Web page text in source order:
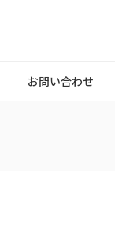
お問い合わせ